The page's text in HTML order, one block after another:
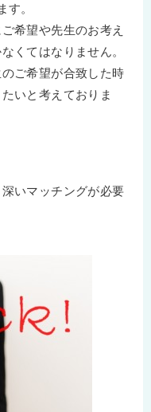
す。
希望や先生のお考え
くてはなりません。
ご希望が合致した時
いと考えておりま
いマッチングが必要